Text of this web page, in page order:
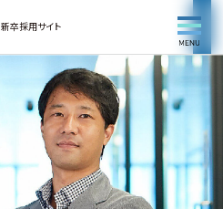
新卒採用サイト